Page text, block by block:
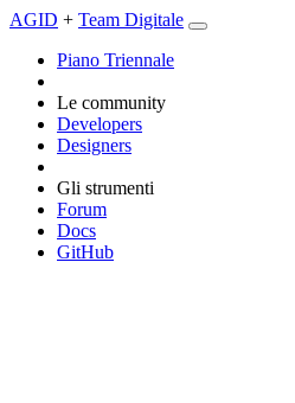
AGID + Team Digitale
Piano Triennale
Le community
Developers
Designers
Gli strumenti
Forum
Docs
GitHub